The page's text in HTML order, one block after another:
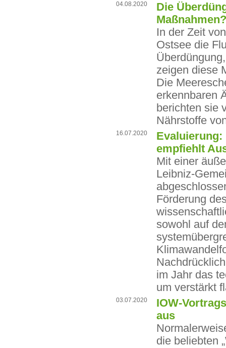
04.08.2020
Die
Maßnahmen?
In der Zeit
Ostsee die
zeigen diese
Die
erkennbaren
berichten sie
Nährstoffe
16.07.2020
Evaluierung:
empfiehlt
Mit einer
Leibniz-
Förderung
sowohl auf
im Jahr das
um verstärkt
03.07.2020
IOW-
aus
die beliebten